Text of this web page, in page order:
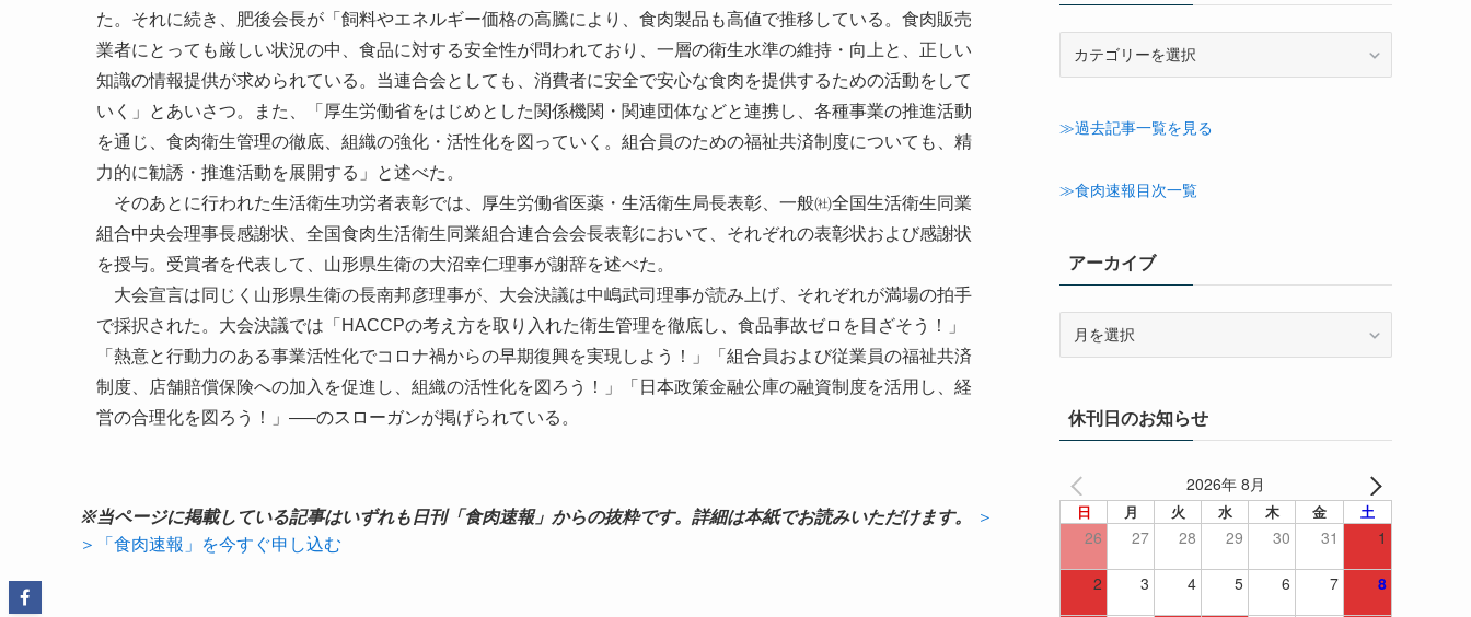
た。それに続き、肥後会長が「飼料やエネルギー価格の高騰により、食肉製品も高値で推移している。食肉販売
業者にとっても厳しい状況の中、食品に対する安全性が問われており、一層の衛生水準の維持・向上と、正しい
知識の情報提供が求められている。当連合会としても、消費者に安全で安心な食肉を提供するための活動をして
いく」とあいさつ。また、「厚生労働省をはじめとした関係機関・関連団体などと連携し、各種事業の推進活動
を通じ、食肉衛生管理の徹底、組織の強化・活性化を図っていく。組合員のための福祉共済制度についても、精
力的に勧誘・推進活動を展開する」と述べた。
そのあとに行われた生活衛生功労者表彰では、厚生労働省医薬・生活衛生局長表彰、一般㈳全国生活衛生同業
組合中央会理事長感謝状、全国食肉生活衛生同業組合連合会会長表彰において、それぞれの表彰状および感謝状
を授与。受賞者を代表して、山形県生衛の大沼幸仁理事が謝辞を述べた。
大会宣言は同じく山形県生衛の長南邦彦理事が、大会決議は中嶋武司理事が読み上げ、それぞれが満場の拍手
で採択された。大会決議では「HACCPの考え方を取り入れた衛生管理を徹底し、食品事故ゼロを目ざそう！」
「熱意と行動力のある事業活性化でコロナ禍からの早期復興を実現しよう！」「組合員および従業員の福祉共済
制度、店舗賠償保険への加入を促進し、組織の活性化を図ろう！」「日本政策金融公庫の融資制度を活用し、経
営の合理化を図ろう！」—–のスローガンが掲げられている。
※当ページに掲載している記事はいずれも日刊「食肉速報」からの抜粋です。詳細は本紙でお読みいただけます。
＞
＞「食肉速報」を今すぐ申し込む
ゴ
ー
≫過去記事一覧を見る
≫食肉速報目次一覧
アーカイブ
ブ休刊日のお知らせ
2026年 8月
日 月 火 水 木 金 土
26 27 28 29 30 31 1
2 3 4 5 6 7 8